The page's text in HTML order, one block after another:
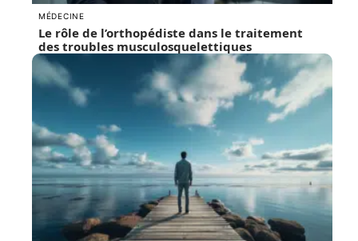
MÉDECINE
Le rôle de l’orthopédiste dans le traitement
des troubles musculosquelettiques